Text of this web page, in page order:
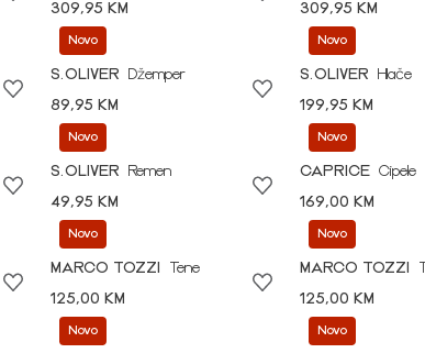
309,95 KM
309,95 KM
Novo
S.OLIVER
Džemper
89,95 KM
Novo
S.OLIVER
Hlače
199,95 KM
Novo
S.OLIVER
Remen
49,95 KM
Novo
CAPRICE Cipele
169,00 KM
Novo
MARCO TOZZI
Tene
125,00 KM
Novo
MARCO TOZZI
125,00 KM
Novo Novo